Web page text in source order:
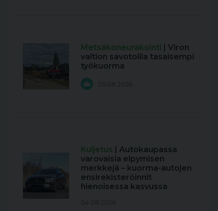
Metsäkoneurakointi
| Viron
valtion savotoilla tasaisempi
työkuorma
05.08.2026
Kuljetus
| Autokaupassa
varovaisia elpymisen
merkkejä – kuorma-autojen
ensirekisteröinnit
hienoisessa kasvussa
04.08.2026